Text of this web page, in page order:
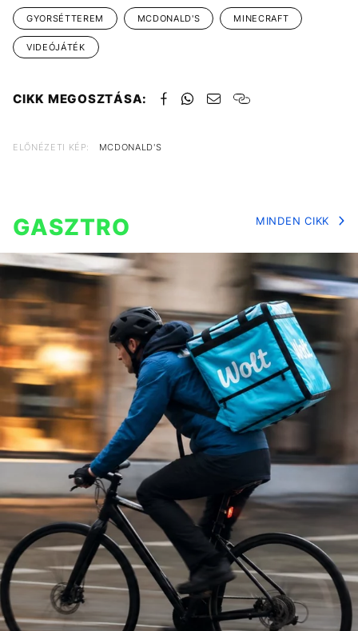
GYORSÉTTEREM MCDONALD'S MINECRAFT
VIDEÓJÁTÉK
CIKK MEGOSZTÁSA:
ELŐNÉZETI KÉP: MCDONALD'S
GASZTRO MINDEN CIKK